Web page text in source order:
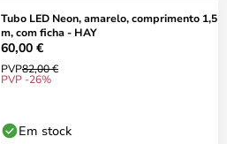
Tubo LED Neon, amarelo, comprimento 1,5
m, com ficha - HAY
60,00 €
PVP82,00 €
PVP -26%
Em stock